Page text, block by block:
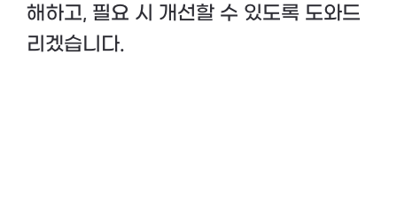
해하고, 필요 시 개선할 수 있도록 도와드
리겠습니다.